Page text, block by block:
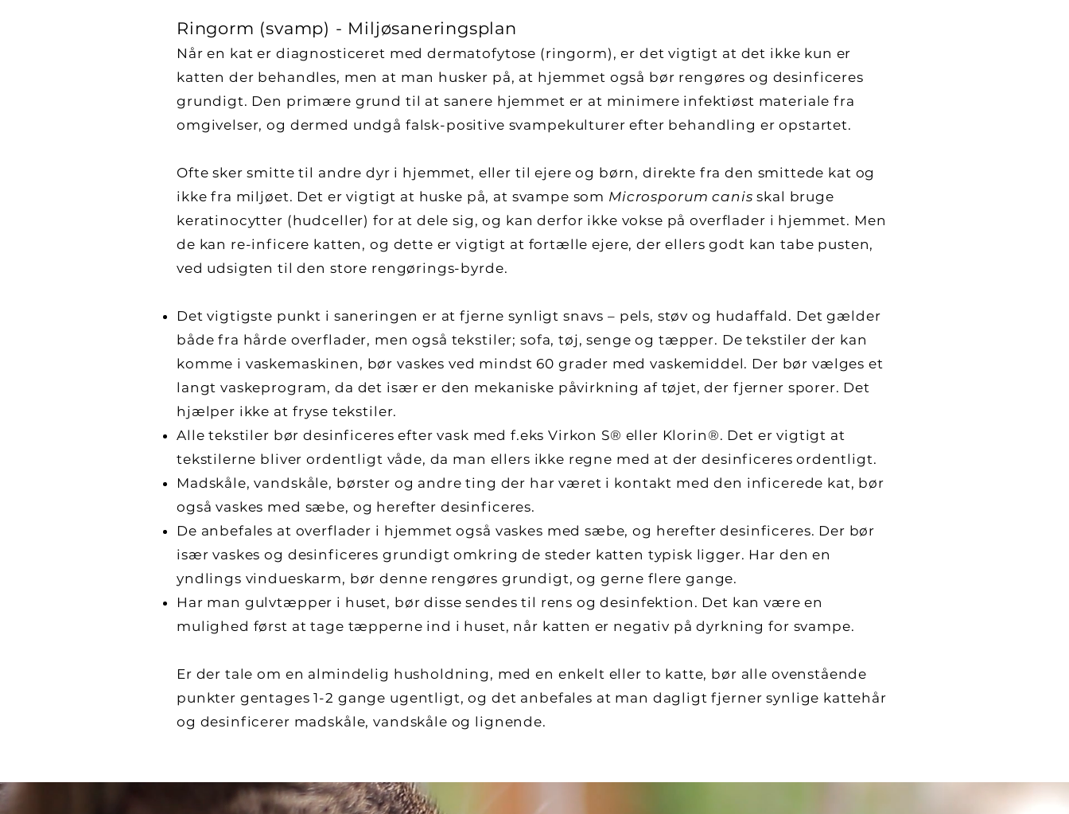
Ringorm (svamp) - Miljøsaneringsplan
Når en kat er diagnosticeret med dermatofytose (ringorm), er det vigtigt at det ikke kun er
katten der behandles, men at man husker på, at hjemmet også bør rengøres og desinficeres
grundigt. Den primære grund til at sanere hjemmet er at minimere infektiøst materiale fra
omgivelser, og dermed undgå falsk-positive svampekulturer efter behandling er opstartet.
Ofte sker smitte til andre dyr i hjemmet, eller til ejere og børn, direkte fra den smittede kat og
ikke fra miljøet. Det er vigtigt at huske på, at svampe som Microsporum canis skal bruge
keratinocytter (hudceller) for at dele sig, og kan derfor ikke vokse på overflader i hjemmet. Men
de kan re-inficere katten, og dette er vigtigt at fortælle ejere, der ellers godt kan tabe pusten,
ved udsigten til den store rengørings-byrde.
Det vigtigste punkt i saneringen er at fjerne synligt snavs – pels, støv og hudaffald. Det gælder
både fra hårde overflader, men også tekstiler; sofa, tøj, senge og tæpper. De tekstiler der kan
komme i vaskemaskinen, bør vaskes ved mindst 60 grader med vaskemiddel. Der bør vælges et
langt vaskeprogram, da det især er den mekaniske påvirkning af tøjet, der fjerner sporer. Det
hjælper ikke at fryse tekstiler.
Alle tekstiler bør desinficeres efter vask med f.eks Virkon S® eller Klorin®. Det er vigtigt at
tekstilerne bliver ordentligt våde, da man ellers ikke regne med at der desinficeres ordentligt.
Madskåle, vandskåle, børster og andre ting der har været i kontakt med den inficerede kat, bør
også vaskes med sæbe, og herefter desinficeres.
De anbefales at overflader i hjemmet også vaskes med sæbe, og herefter desinficeres. Der bør
især vaskes og desinficeres grundigt omkring de steder katten typisk ligger. Har den en
yndlings vindueskarm, bør denne rengøres grundigt, og gerne flere gange.
Har man gulvtæpper i huset, bør disse sendes til rens og desinfektion. Det kan være en
mulighed først at tage tæpperne ind i huset, når katten er negativ på dyrkning for svampe.
Er der tale om en almindelig husholdning, med en enkelt eller to katte, bør alle ovenstående
punkter gentages 1-2 gange ugentligt, og det anbefales at man dagligt fjerner synlige kattehår
og desinficerer madskåle, vandskåle og lignende.